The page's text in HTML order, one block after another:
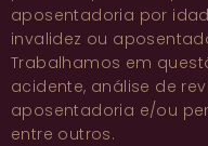
aposentadoria por
invalidez ou
Trabalhamos em
acidente, análise de
aposentadoria e/ou
entre outros.